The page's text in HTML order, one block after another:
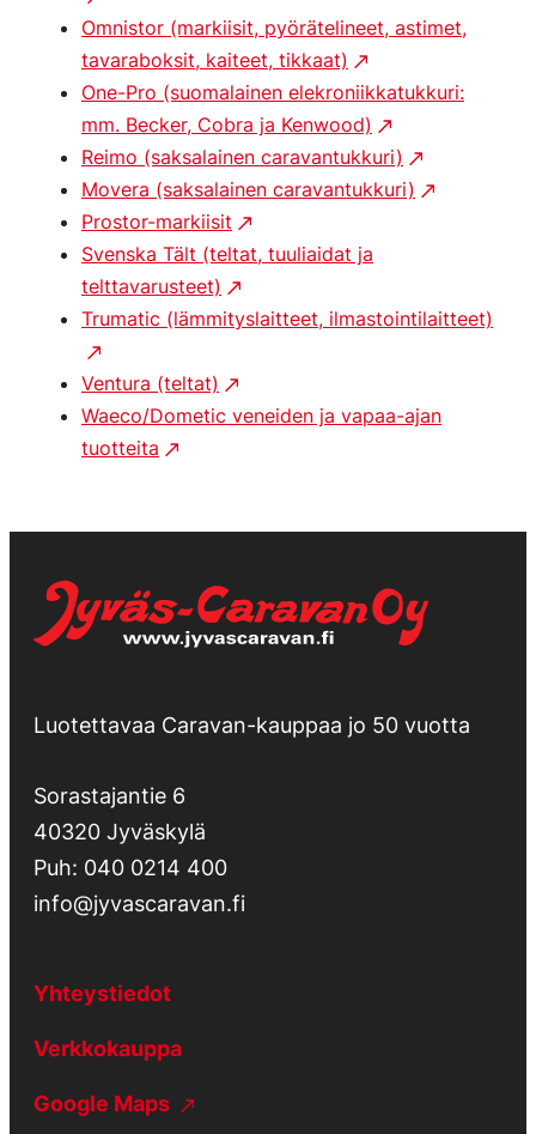
Omnistor (markiisit, pyörätelineet, astimet,
tavaraboksit, kaiteet, tikkaat)
One-Pro (suomalainen elekroniikkatukkuri:
mm. Becker, Cobra ja Kenwood)
Reimo (saksalainen caravantukkuri)
Movera (saksalainen caravantukkuri)
Prostor-markiisit
Svenska Tält (teltat, tuuliaidat ja
telttavarusteet)
Trumatic (lämmityslaitteet, ilmastointilaitteet)
Ventura (teltat)
Waeco/Dometic veneiden ja vapaa-ajan
tuotteita
Luotettavaa Caravan-kauppaa jo 50 vuotta
Sorastajantie 6
40320 Jyväskylä
Puh: 040 0214 400
info@jyvascaravan.fi
Yhteystiedot
Verkkokauppa
Google Maps